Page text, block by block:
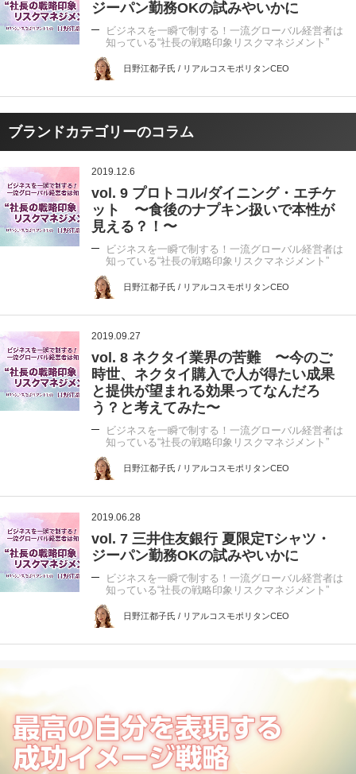
ジーパン勤務OKの試みやいかに
ビジネスを一瞬で制する！一流グローバル経営者は
知っている“社長の戦略印象リスクマネジメント”
日野江都子氏 / リアルコスモポリタンCEO
ブランドカテゴリーのコラム
2019.12.6
vol. 9 プロトコル/ダイニング・エチケ
ット 〜食後のナプキン扱いで本性が
見える？！〜
ビジネスを一瞬で制する！一流グローバル経営者は
知っている“社長の戦略印象リスクマネジメント”
日野江都子氏 / リアルコスモポリタンCEO
2019.09.27
vol. 8 ネクタイ業界の苦難 〜今のご
時世、ネクタイ購入で人が得たい成果
と提供が望まれる効果ってなんだろ
う？と考えてみた〜
ビジネスを一瞬で制する！一流グローバル経営者は
知っている“社長の戦略印象リスクマネジメント”
日野江都子氏 / リアルコスモポリタンCEO
2019.06.28
vol. 7 三井住友銀行 夏限定Tシャツ・
ジーパン勤務OKの試みやいかに
ビジネスを一瞬で制する！一流グローバル経営者は
知っている“社長の戦略印象リスクマネジメント”
日野江都子氏 / リアルコスモポリタンCEO